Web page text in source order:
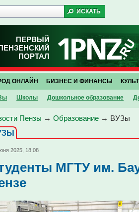
ПЕРВЫЙ
ПОРТАЛ
ОНЛАЙН БИЗНЕС И ФИНАНСЫ
Школы Дошкольное образование
Пензы → Образование → ВУЗы
2025, 18:08
МГТУ им.